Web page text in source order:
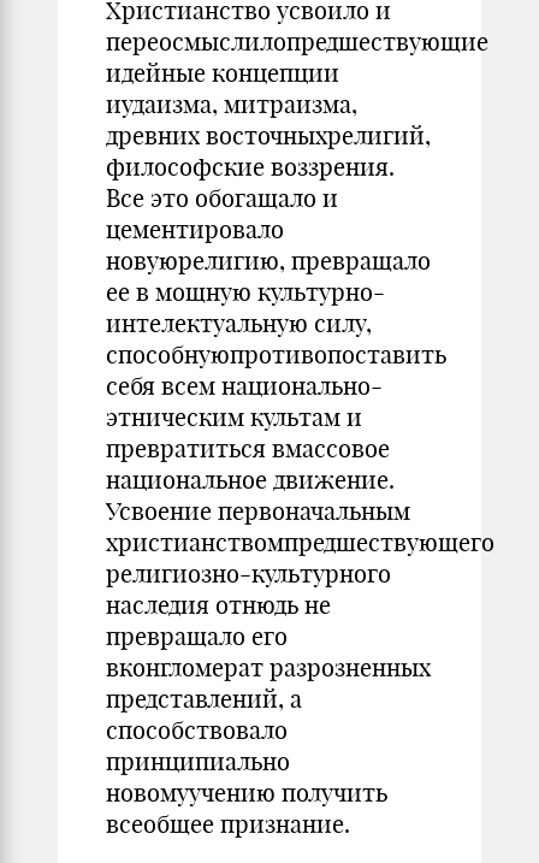
Христианство усвоило и
переосмыслилопредшествующие
идейные концепции
иудаизма, митраизма,
древних восточныхрелигий,
философские воззрения.
Все это обогащало и
цементировало
новуюрелигию, превращало
ее в мощную культурно-
интелектуальную силу,
способнуюпротивопоставить
себя всем национально-
этническим культам и
превратиться вмассовое
национальное движение.
Усвоение первоначальным
христианствомпредшествующего
религиозно-культурного
наследия отнюдь не
превращало его
вконгломерат разрозненных
представлений, а
способствовало
принципиально
новомуучению получить
всеобщее признание.